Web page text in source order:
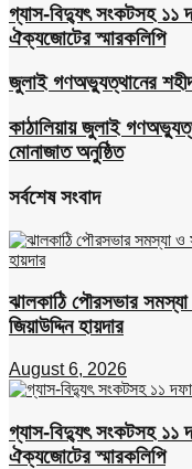
গ্যাস-বিদ্যুৎ সংকটসহ ১১
ঐক্যজোটের স্মারকলিপি
জুলাই গণঅভ্যুত্থানের
কাঠালিয়ায় জুলাই
মোনাজাত অনুষ্ঠিত
সর্বশেষ সংবাদ
ঝালকাঠি পৌরসভার
জিয়াউদ্দিন হায়দার
August 6, 2026
গ্যাস-বিদ্যুৎ সংকটসহ ১১
ঐক্যজোটের স্মারকলিপি